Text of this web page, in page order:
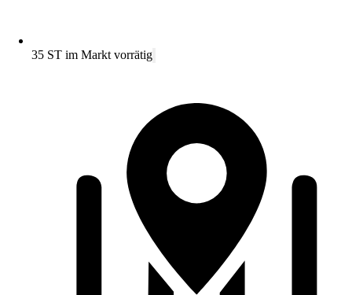
35 ST im Markt vorrätig